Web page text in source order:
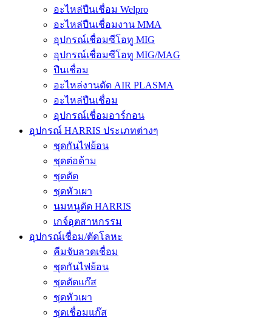
อะไหล่ปืนเชื่อม Welpro
อะไหล่ปืนเชื่อมงาน MMA
อุปกรณ์เชื่อมซีโอทู MIG
อุปกรณ์เชื่อมซีโอทู MIG/MAG
ปืนเชื่อม
อะไหล่งานตัด AIR PLASMA
อะไหล่ปืนเชื่อม
อุปกรณ์เชื่อมอาร์กอน
อุปกรณ์ HARRIS ประเภทต่างๆ
ชุดกันไฟย้อน
ชุดต่อด้าม
ชุดตัด
ชุดหัวเผา
นมหนูตัด HARRIS
เกจ์อุตสาหกรรม
อุปกรณ์เชื่อม/ตัดโลหะ
คีมจับลวดเชื่อม
ชุดกันไฟย้อน
ชุดตัดแก๊ส
ชุดหัวเผา
ชุดเชื่อมแก๊ส